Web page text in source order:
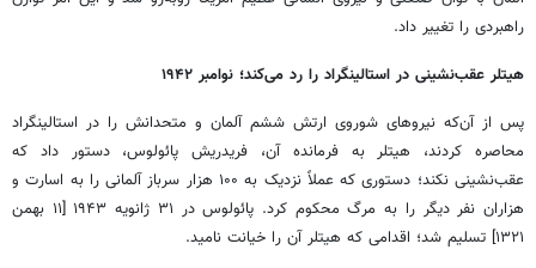
راهبردی را تغییر داد.
هیتلر عقب‌نشینی در استالینگراد را رد می‌کند؛ نوامبر ۱۹۴۲
پس از آن‌که نیروهای شوروی ارتش ششم آلمان و متحدانش را در استالینگراد
محاصره کردند، هیتلر به فرمانده آن، فریدریش پائولوس، دستور داد که
عقب‌نشینی نکند؛ دستوری که عملاً نزدیک به ۱۰۰ هزار سرباز آلمانی را به اسارت و
هزاران نفر دیگر را به مرگ محکوم کرد. پائولوس در ۳۱ ژانویه ۱۹۴۳ [۱۱ بهمن
۱۳۲۱] تسلیم شد؛ اقدامی که هیتلر آن را خیانت نامید.